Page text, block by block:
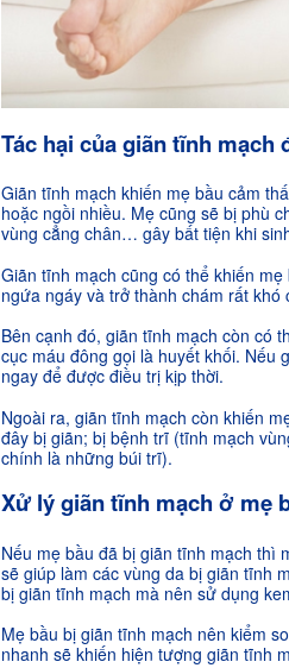
Tác hại của giãn tĩnh mạch
Giãn tĩnh mạch khiến mẹ bầu cảm
hoặc ngồi nhiều. Mẹ cũng sẽ bị phù
vùng cẳng chân… gây bất tiện khi
Giãn tĩnh mạch cũng có thể khiến
ngứa ngáy và trở thành chám rất khó
Bên cạnh đó, giãn tĩnh mạch còn có
cục máu đông gọi là huyết khối. Nếu
ngay để được điều trị kịp thời.
Ngoài ra, giãn tĩnh mạch còn khiến
đây bị giãn; bị bệnh trĩ (tĩnh mạch
chính là những búi trĩ).
Xử lý giãn tĩnh mạch ở mẹ
Nếu mẹ bầu đã bị giãn tĩnh mạch thì
sẽ giúp làm các vùng da bị giãn tĩnh
bị giãn tĩnh mạch mà nên sử dụng
Mẹ bầu bị giãn tĩnh mạch nên kiểm
nhanh sẽ khiến hiện tượng giãn tĩnh